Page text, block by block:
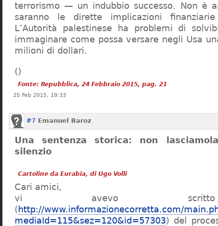
terrorismo — un indubbio successo. Non è
saranno le dirette implicazioni
L’Autorità palestinese ha problemi di
immaginare come possa versare negli Usa
milioni di dollari.
(
Fonte: Repubblica, 24 Febbraio 2015, pag. 21
)
25 Feb 2015, 19:33
#7 Emanuel Baroz
Una sentenza storica: non
silenzio
Cartoline da Eurabia, di Ugo Volli
Cari amici,
vi avevo
(http://www.informazionecorretta.com/
mediaId=115&sez=120&id=57303) del